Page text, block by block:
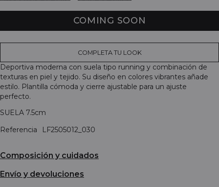
COMING SOON
COMPLETA TU LOOK
Deportiva moderna con suela tipo running y combinación de
texturas en piel y tejido. Su diseño en colores vibrantes añade
estilo. Plantilla cómoda y cierre ajustable para un ajuste
perfecto.
SUELA 7.5cm
Referencia
LF2505012_030
Composición y cuidados
Envío y devoluciones